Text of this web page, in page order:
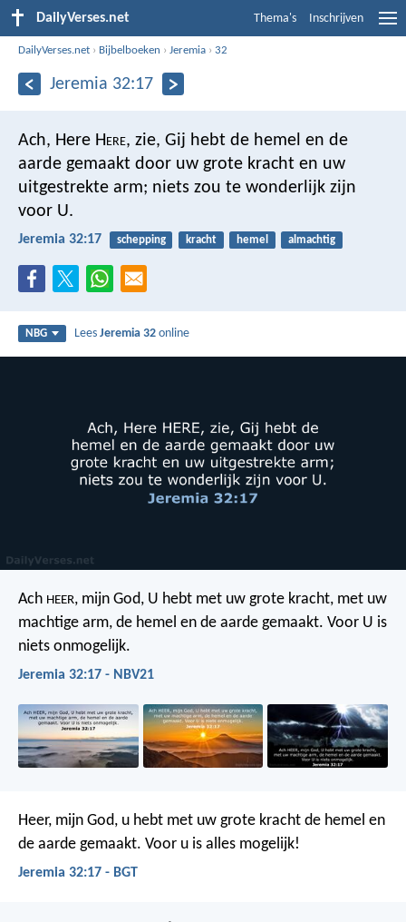
DailyVerses.net Thema's Inschrijven
DailyVerses.net › Bijbelboeken ›Jeremia ›32
Jeremia 32:17
Ach, Here Here, zie, Gij hebt de hemel en de
aarde gemaakt door uw grote kracht en uw
uitgestrekte arm; niets zou te wonderlijk zijn
voor U.
Jeremia 32:17 schepping kracht hemel almachtig
NBG LeesJeremia 32 online
Ach HEER, mijn God, U hebt met uw grote kracht, met uw
machtige arm, de hemel en de aarde gemaakt. Voor U is
niets onmogelijk.
Jeremia 32:17 - NBV21
Heer, mijn God, u hebt met uw grote kracht de hemel en
de aarde gemaakt. Voor u is alles mogelijk!
Jeremia 32:17 - BGT